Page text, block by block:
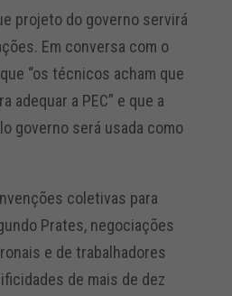
projeto do governo servirá
Em conversa com o
“os técnicos acham que
adequar a PEC” e que a
governo será usada como
coletivas para
Prates, negociações
e de trabalhadores
de mais de dez